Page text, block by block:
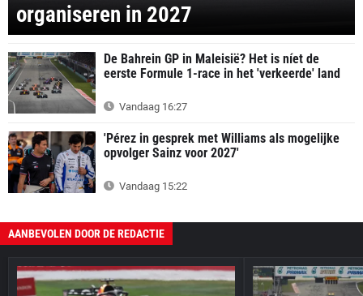
organiseren in 2027
De Bahrein GP in Maleisië? Het is níet de
eerste Formule 1-race in het 'verkeerde' land
Vandaag 16:27
'Pérez in gesprek met Williams als mogelijke
opvolger Sainz voor 2027'
Vandaag 15:22
AANBEVOLEN DOOR DE REDACTIE